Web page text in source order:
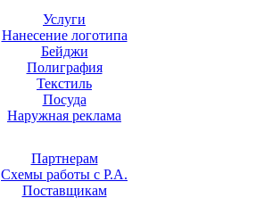
Услуги
Нанесение логотипа
Бейджи
Полиграфия
Текстиль
Посуда
Наружная реклама
Партнерам
Схемы работы с Р.А.
Поставщикам